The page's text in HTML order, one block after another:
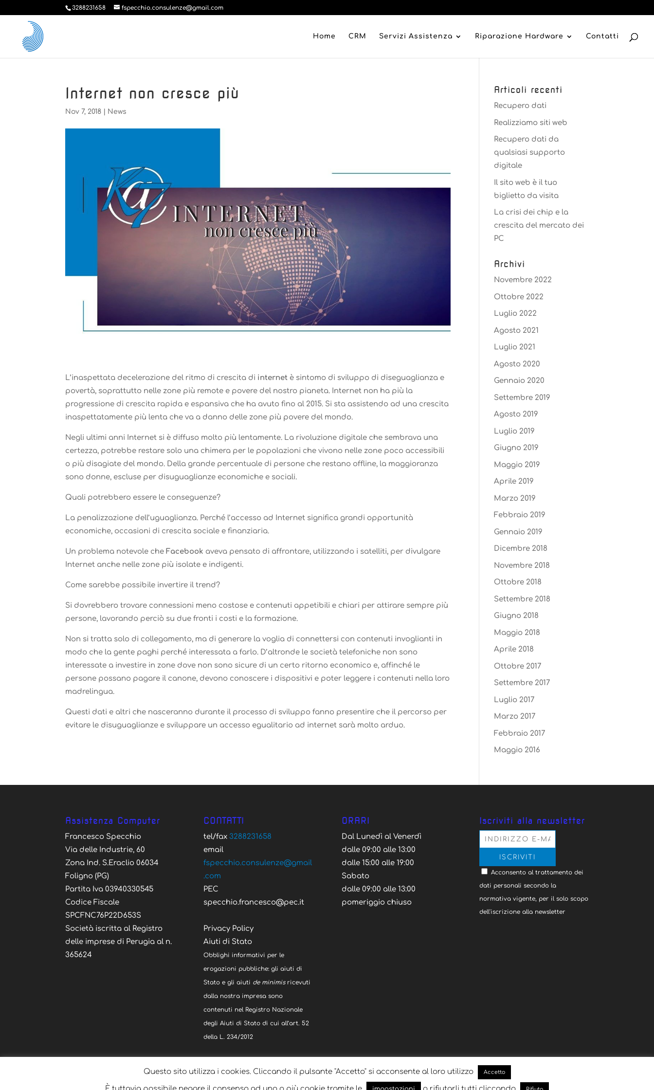
3288231658 fspecchio.consulenze@gmail.com
Home CRM Servizi Assistenza Riparazione Hardware Contatti
Internet non cresce più
Nov 7, 2018 News
L’inaspettata decelerazione del ritmo di crescita di internet è sintomo di sviluppo di diseguaglianza e
povertà, soprattutto nelle zone più remote e povere del nostro pianeta. Internet non ha più la
progressione di crescita rapida e espansiva che ha avuto fino al 2015. Si sta assistendo ad una crescita
inaspettatamente più lenta che va a danno delle zone più povere del mondo.
Negli ultimi anni Internet si è diffuso molto più lentamente. La rivoluzione digitale che sembrava una
certezza, potrebbe restare solo una chimera per le popolazioni che vivono nelle zone poco accessibili
o più disagiate del mondo. Della grande percentuale di persone che restano offline, la maggioranza
sono donne, escluse per disuguaglianze economiche e sociali.
Quali potrebbero essere le conseguenze?
La penalizzazione dell’uguaglianza. Perché l’accesso ad Internet significa grandi opportunità
economiche, occasioni di crescita sociale e finanziaria.
Un problema notevole che Facebook aveva pensato di affrontare, utilizzando i satelliti, per divulgare
Internet anche nelle zone più isolate e indigenti.
Come sarebbe possibile invertire il trend?
Si dovrebbero trovare connessioni meno costose e contenuti appetibili e chiari per attirare sempre più
persone, lavorando perciò su due fronti i costi e la formazione.
Non si tratta solo di collegamento, ma di generare la voglia di connettersi con contenuti invoglianti in
modo che la gente paghi perché interessata a farlo. D’altronde le società telefoniche non sono
interessate a investire in zone dove non sono sicure di un certo ritorno economico e, affinché le
persone possano pagare il canone, devono conoscere i dispositivi e poter leggere i contenuti nella loro
madrelingua.
Questi dati e altri che nasceranno durante il processo di sviluppo fanno presentire che il percorso per
evitare le disuguaglianze e sviluppare un accesso egualitario ad internet sarà molto arduo.
Articoli recenti
Recupero dati
Realizziamo siti web
Recupero dati da
qualsiasi supporto
digitale
Il sito web è il tuo
biglietto da visita
La crisi dei chip e la
crescita del mercato dei
PC
Archivi
Novembre 2022
Ottobre 2022
Luglio 2022
Agosto 2021
Luglio 2021
Agosto 2020
Gennaio 2020
Settembre 2019
Agosto 2019
Luglio 2019
Giugno 2019
Maggio 2019
Aprile 2019
Marzo 2019
Febbraio 2019
Gennaio 2019
Dicembre 2018
Novembre 2018
Ottobre 2018
Settembre 2018
Giugno 2018
Maggio 2018
Aprile 2018
Ottobre 2017
Settembre 2017
Luglio 2017
Marzo 2017
Febbraio 2017
Maggio 2016
Assistenza Computer
Francesco Specchio
Via delle Industrie, 60
Zona Ind. S.Eraclio 06034
Foligno (PG)
Partita Iva 03940330545
Codice Fiscale
SPCFNC76P22D653S
Società iscritta al Registro
delle imprese di Perugia al n.
365624
CONTATTI
tel/fax 3288231658
email
fspecchio.consulenze@gmail
.com
PEC
specchio.francesco@pec.it
Privacy Policy
Aiuti di Stato
Obblighi informativi per le
erogazioni pubbliche: gli aiuti di
Stato e gli aiuti de minimisricevuti
dalla nostra impresa sono
contenuti nel Registro Nazionale
degli Aiuti di Stato di cui all’art. 52
della L. 234/2012
ORARI
Dal Lunedì al Venerdì
dalle 09:00 alle 13:00
dalle 15:00 alle 19:00
Sabato
dalle 09:00 alle 13:00
pomeriggio chiuso
Iscriviti alla newsletter
Acconsento al trattamento dei
dati personali secondo la
normativa vigente, per il solo scopo
dell'iscrizione alla newsletter
Questo sito utilizza i cookies. Cliccando il pulsante "Accetto" si acconsente al loro utilizzo Accetto